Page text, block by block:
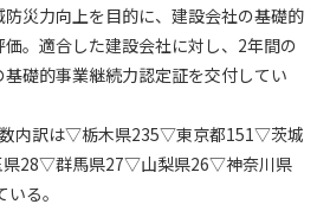
災力向上を目的に、建設会社の基礎的
。適合した建設会社に対し、2年間の
礎的事業継続力認定証を交付してい
内訳は▽栃木県235▽東京都151▽茨城
28▽群馬県27▽山梨県26▽神奈川県
る。
査の結果、会員申込みをした者が以下
することがわかった場合、その者の会
しないことがあります。
/li>
申告事項に虚偽があった場合
所定の手続き通りに会員申込手続き処
合